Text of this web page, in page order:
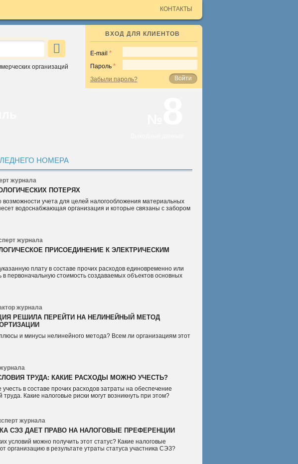
КОНТАКТЫ
организаций
ВХОД ДЛЯ КЛИЕНТОВ
E-mail
Пароль
Войти
Забыли пароль?
НОМЕРА
журнала
ПОТЕРЯХ
возможности учета для целей налогообложения материальных
водоснабжающая организация и которые связаны с забором
журнала
ПРИСОЕДИНЕНИЕ К ЭЛЕКТРИЧЕСКИМ
плату в составе прочих расходов единовременно или
в первоначальную стоимость создаваемых объектов основных
журнала
РЕШИЛА ПЕРЕЙТИ НА НЕЛИНЕЙНЫЙ МЕТОД
и минусы нелинейного метода? Всем ли организациям этот
ТРУДА: КАКИЕ РАСХОДЫ МОЖНО УЧЕСТЬ?
в составе прочих расходов затраты на обеспечение
Какие налоговые риски могут возникнуть при этом?
журнала
СЭЗ ДАЕТ ПРАВО НА НАЛОГОВЫЕ ПРЕФЕРЕНЦИИ
условий можно получить этот статус? Какие налоговые
организацию в результате утраты статуса участника СЭЗ?
вам журнал и